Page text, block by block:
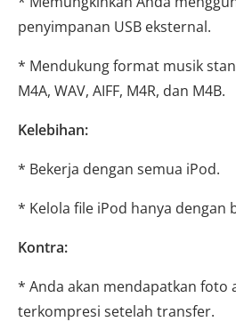
penyimpanan USB eksternal.
* Mendukung format musik
M4A, WAV, AIFF, M4R, dan M4B.
Kelebihan:
* Bekerja dengan semua iPod.
* Kelola file iPod hanya dengan
Kontra:
* Anda akan mendapatkan foto
terkompresi setelah transfer.